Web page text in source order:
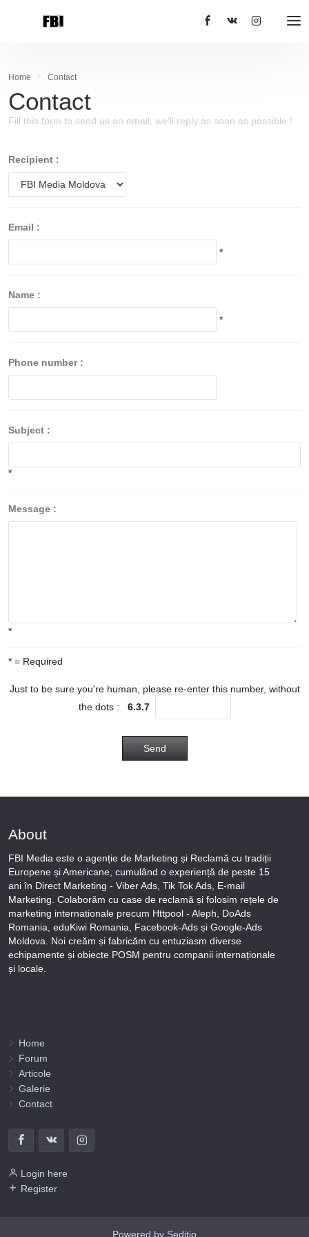
Home Contact
Contact
Fill this form to send us an email, we'll reply as soon as possible !
Recipient :
Email :
*
Name :
*
Phone number :
Subject :
*
Message :
*
* = Required
Just to be sure you're human, please re-enter this number, without
the dots : 6.3.7
Send
About
FBI Media este o agenție de Marketing și Reclamă cu tradiții
Europene și Americane, cumulând o experiență de peste 15
ani în Direct Marketing - Viber Ads, Tik Tok Ads, E-mail
Marketing. Colaborăm cu case de reclamă și folosim rețele de
marketing internationale precum Httpool - Aleph, DoAds
Romania, eduKiwi Romania, Facebook-Ads și Google-Ads
Moldova. Noi creăm și fabricăm cu entuziasm diverse
echipamente și obiecte POSM pentru companii internaționale
și locale.
Home
Forum
Articole
Galerie
Contact
Login here
Register
Powered by Seditio